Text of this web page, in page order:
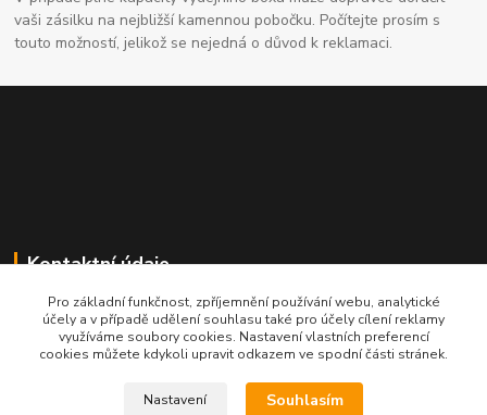
vaši zásilku na nejbližší kamennou pobočku. Počítejte prosím s
touto možností, jelikož se nejedná o důvod k reklamaci.
Kontaktní údaje
704691325
info@rostliny-prozdravi.cz
Pro základní funkčnost, zpříjemnění používání webu, analytické
účely a v případě udělení souhlasu také pro účely cílení reklamy
využíváme soubory cookies. Nastavení vlastních preferencí
cookies můžete kdykoli upravit odkazem ve spodní části stránek.
Nastavení Souhlasím